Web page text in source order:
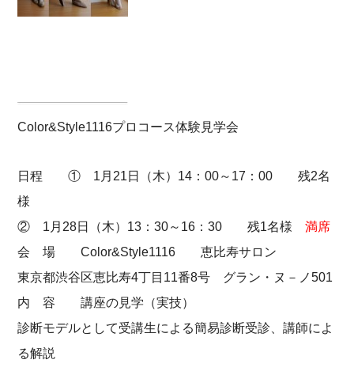
Color&Style1116プロコース体験見学会
日程 ① 1月21日（木）14：00～17：00 残2名
様
② 1月28日（木）13：30～16：30 残1名様満席
会 場 Color&Style1116 恵比寿サロン
東京都渋谷区恵比寿4丁目11番8号 グラン・ヌ－ノ501
内 容 講座の見学（実技）
診断モデルとして受講生による簡易診断受診、講師によ
る解説